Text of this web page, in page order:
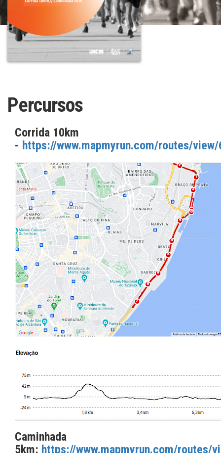
Percursos
Corrida 10km
- https://www.mapmyrun.com/routes/
Caminhada
5km: https://www.mapmyrun.com/routes/